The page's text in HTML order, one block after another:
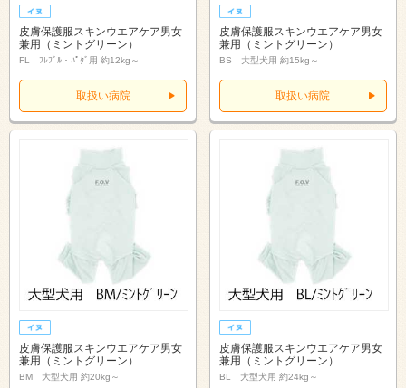
皮膚保護服スキンウエアケア男女
兼用（ミントグリーン）
FL ﾌﾚﾌﾞﾙ・ﾊﾟｸﾞ用 約12kg～
取扱い病院
皮膚保護服スキンウエアケア男女
兼用（ミントグリーン）
BS 大型犬用 約15kg～
取扱い病院
皮膚保護服スキンウエアケア男女
兼用（ミントグリーン）
BM 大型犬用 約20kg～
皮膚保護服スキンウエアケア男女
兼用（ミントグリーン）
BL 大型犬用 約24kg～